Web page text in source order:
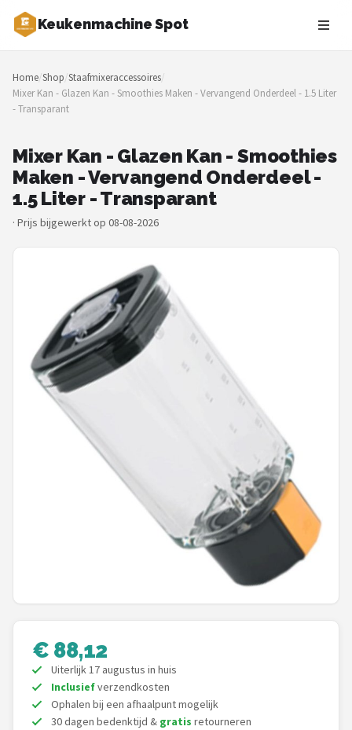
Keukenmachine Spot
Zoeken
NAVIGATIE
Shop
Merken
Blog
MasterChef
Keukenmachines
Staafmixers
Juicers
POPULAIRE MERKEN
Bardi
Bartscher
Home/Shop/Staafmixeraccessoires/
Mixer Kan - Glazen Kan - Smoothies Maken - Vervangend Onderdeel - 1.5 Liter
- Transparant
Mixer Kan - Glazen Kan - Smoothies
Maken - Vervangend Onderdeel -
1.5 Liter - Transparant
· Prijs bijgewerkt op 08-08-2026
€ 88,12
Uiterlijk 17 augustus in huis
Inclusiefverzendkosten
Ophalen bij een afhaalpunt mogelijk
30 dagen bedenktijd & gratis retourneren